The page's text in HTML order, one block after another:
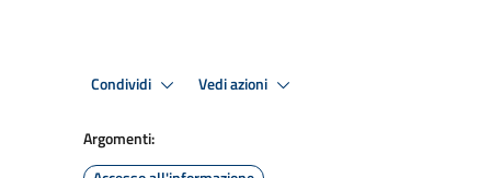
Condividi Vedi azioni
Argomenti: